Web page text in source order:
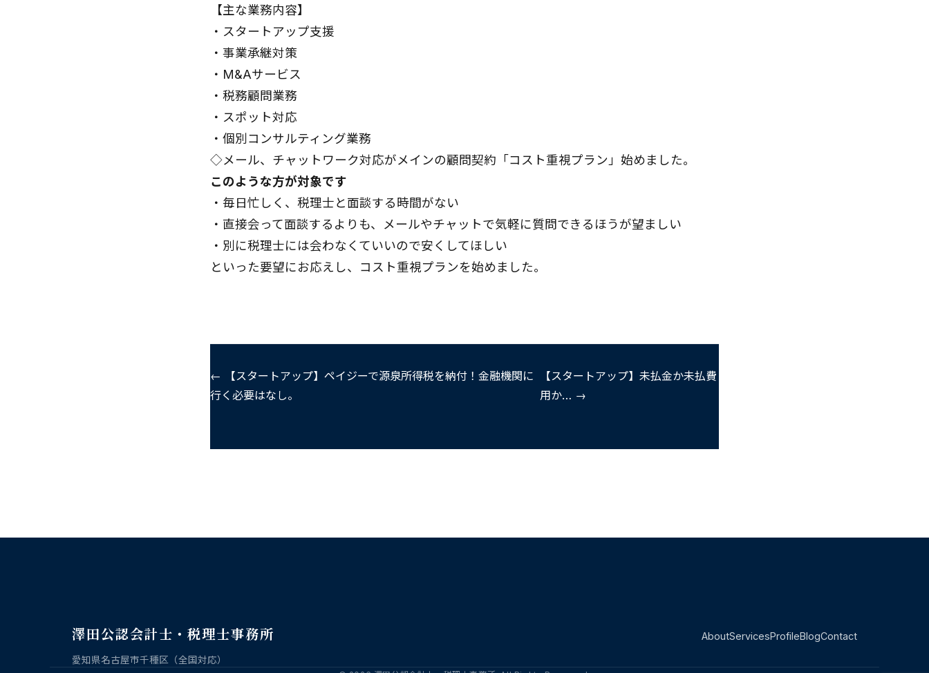
【主な業務内容】
・ スタートアップ支援
・ 事業承継対策
・ M&Aサービス
・ 税務顧問業務
・ スポット対応
・ 個別コンサルティング業務
◇メール、チャットワーク対応がメインの顧問契約「コスト重視プラン 」始めました。
このような方が対象です
・毎日忙しく、税理士と面談する時間がない
・直接会って面談するよりも、メールやチャットで気軽に質問できるほうが望ましい
・別に税理士には会わなくていいので安くしてほしい
といった要望にお応えし、コスト重視プランを始めました。
← 【スタートアップ】ペイジーで源泉所得税を納付！金融機関に
行く必要はなし。
【スタートアップ】未払金か未払費
用か… →
澤田公認会計士・税理士事務所
愛知県名古屋市千種区（全国対応）
AboutServicesProfileBlogContact